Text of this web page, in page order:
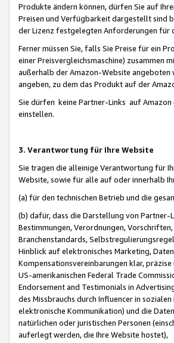
Produkte ändern können, dürfen Sie auf
Preisen und Verfügbarkeit dargestellt sind
der Lizenz festgelegten Anforderungen für
Ferner müssen Sie, falls Sie Preise für ein
einer Preisvergleichsmaschine) zusammen
außerhalb der Amazon-Website angeboten
angeben, zu dem das Produkt auf der
Sie dürfen keine Partner-Links auf Amazon
einstellen.
3. Verantwortung für Ihre Website
Sie tragen die alleinige Verantwortung für
Website, sowie für alle auf oder innerhalb
(a) für den technischen Betrieb und die
(b) dafür, dass die Darstellung von
Bestimmungen, Verordnungen,
Branchenstandards,
Hinblick auf elektronisches Marketing,
Kompensationsvereinbarungen klar,
US-amerikanischen Federal Trade
Endorsement and Testimonials in
des Missbrauchs durch Influencer in
elektronische Kommunikation) und die
natürlichen oder juristischen Personen
auferlegt werden, die Ihre Website hostet),